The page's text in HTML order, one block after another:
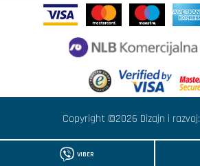
Copyright ©2026 Dizajn i razvoj:
VIBER